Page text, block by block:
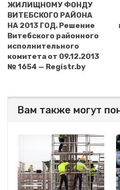
ЖИЛИЩНОМУ ФОНДУ
ВИТЕБСКОГО РАЙОНА
НА 2013 ГОД. Решение
Витебского районного
исполнительного
комитета от 09.12.2013
№ 1654 — Registr.by
Вам также могут